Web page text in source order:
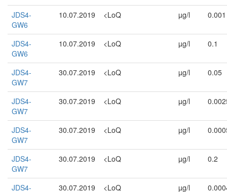
JDS4-
GW6
10.07.2019 <LoQ µg/l 0.001
JDS4-
GW6
10.07.2019 <LoQ µg/l 0.1
JDS4-
GW7
30.07.2019 <LoQ µg/l 0.05
JDS4-
GW7
30.07.2019 <LoQ µg/l
JDS4-
GW7
30.07.2019 <LoQ µg/l
JDS4-
GW7
30.07.2019 <LoQ µg/l 0.2
JDS4-
30.07.2019 <LoQ µg/l